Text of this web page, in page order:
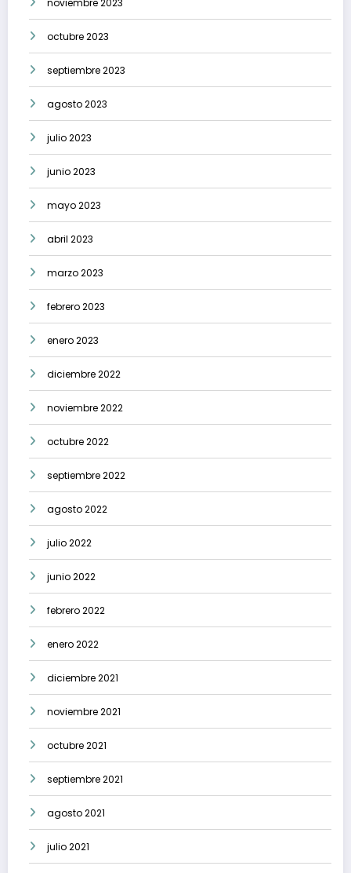
noviembre 2023
octubre 2023
septiembre 2023
agosto 2023
julio 2023
junio 2023
mayo 2023
abril 2023
marzo 2023
febrero 2023
enero 2023
diciembre 2022
noviembre 2022
octubre 2022
septiembre 2022
agosto 2022
julio 2022
junio 2022
febrero 2022
enero 2022
diciembre 2021
noviembre 2021
octubre 2021
septiembre 2021
agosto 2021
julio 2021